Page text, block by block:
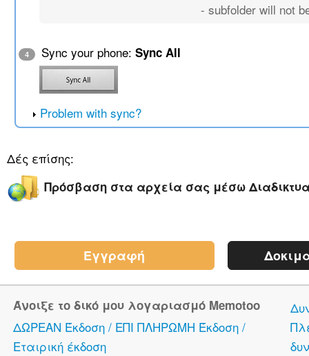
- subfolder will not
4 Sync your phone:Sync All
Problem with sync?
Δές επίσης:
Πρόσβαση στα αρχεία σας μέσω
Εγγραφή
Άνοιξε το δικό μου λογαριασμό Memotoo
ΔΩΡΕΑΝ Έκδοση / ΕΠΙ ΠΛΗΡΩΜΗ Έκδοση /
Εταιρική έκδοση